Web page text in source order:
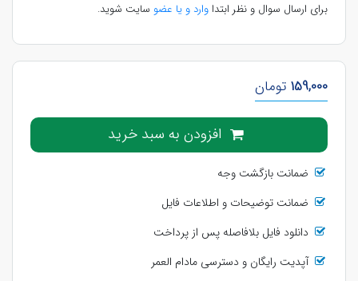
برای ارسال سوال و نظر ابتداوارد و یا عضو سایت شوید.
159,000 تومان
افزودن به سبد خرید
ضمانت بازگشت وجه
ضمانت توضیحات و اطلاعات فایل
دانلود فایل بلافاصله پس از پرداخت
آپدیت رایگان و دسترسی مادام العمر